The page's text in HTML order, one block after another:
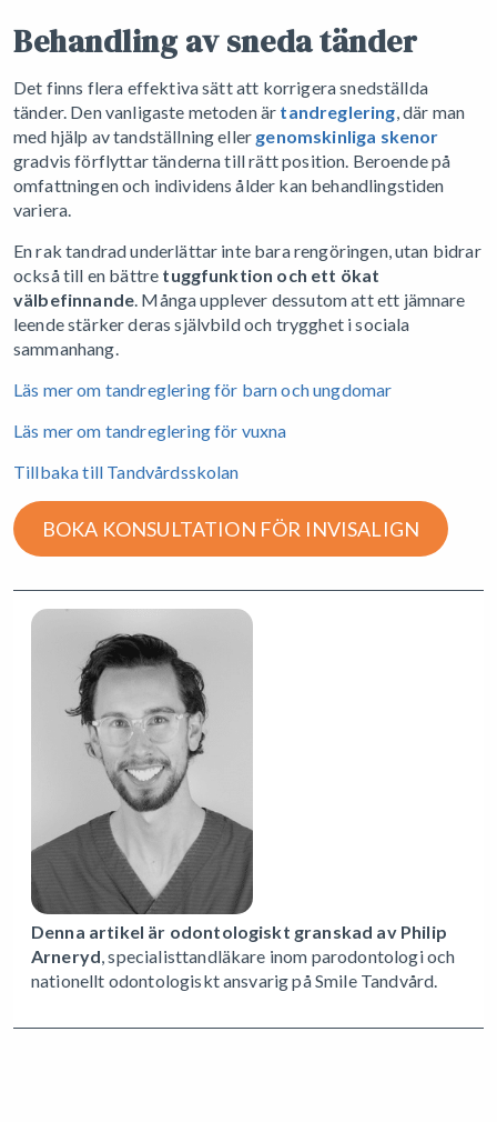
Behandling av sneda tänder
Det finns flera effektiva sätt att korrigera snedställda
tänder. Den vanligaste metoden är tandreglering, där man
med hjälp av tandställning eller genomskinliga skenor
gradvis förflyttar tänderna till rätt position. Beroende på
omfattningen och individens ålder kan behandlingstiden
variera.
En rak tandrad underlättar inte bara rengöringen, utan bidrar
också till en bättre tuggfunktion och ett ökat
välbefinnande. Många upplever dessutom att ett jämnare
leende stärker deras självbild och trygghet i sociala
sammanhang.
Läs mer om tandreglering för barn och ungdomar
Läs mer om tandreglering för vuxna
Tillbaka till Tandvårdsskolan
BOKA KONSULTATION FÖR INVISALIGN
Denna artikel är odontologiskt granskad av Philip
Arneryd, specialisttandläkare inom parodontologi och
nationellt odontologiskt ansvarig på Smile Tandvård.